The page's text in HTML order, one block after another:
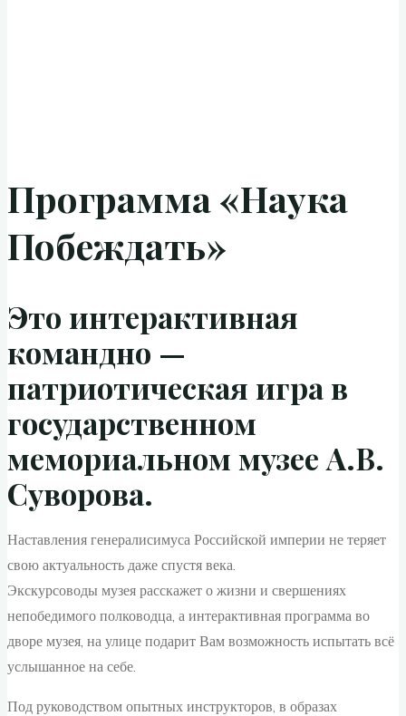
Программа «Наука
Побеждать»
Это интерактивная
командно —
патриотическая игра в
государственном
мемориальном музее А.В.
Суворова.
Наставления генералисимуса Российской империи не теряет
свою актуальность даже спустя века.
Экскурсоводы музея расскажет о жизни и свершениях
непобедимого полководца, а интерактивная программа во
дворе музея, на улице подарит Вам возможность испытать всё
услышанное на себе.
Под руководством опытных инструкторов, в образах